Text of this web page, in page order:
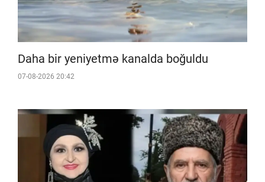
Daha bir yeniyetmə kanalda boğuldu
07-08-2026 20:42